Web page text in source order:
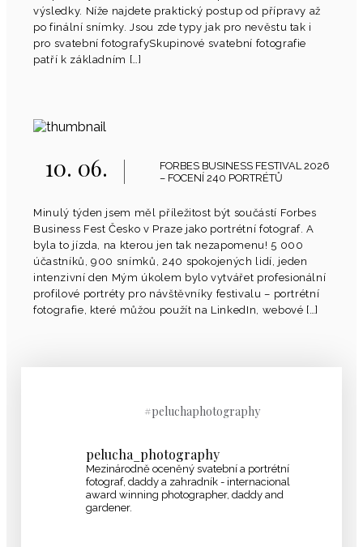
výsledky. Níže najdete praktický postup od přípravy až
po finální snímky. Jsou zde typy jak pro nevěstu tak i
pro svatební fotografySkupinové svatební fotografie
patří k základním […]
10. 06.
FORBES BUSINESS FESTIVAL 2026
– FOCENÍ 240 PORTRÉTŮ
Minulý týden jsem měl příležitost být součástí Forbes
Business Fest Česko v Praze jako portrétní fotograf. A
byla to jízda, na kterou jen tak nezapomenu! 5 000
účastníků, 900 snímků, 240 spokojených lidí, jeden
intenzivní den Mým úkolem bylo vytvářet profesionální
profilové portréty pro návštěvníky festivalu – portrétní
fotografie, které můžou použít na LinkedIn, webové […]
#peluchaphotography
pelucha_photography
Mezinárodně oceněný svatební a portrétní
fotograf, daddy a zahradník - internacional
award winning photographer, daddy and
gardener.